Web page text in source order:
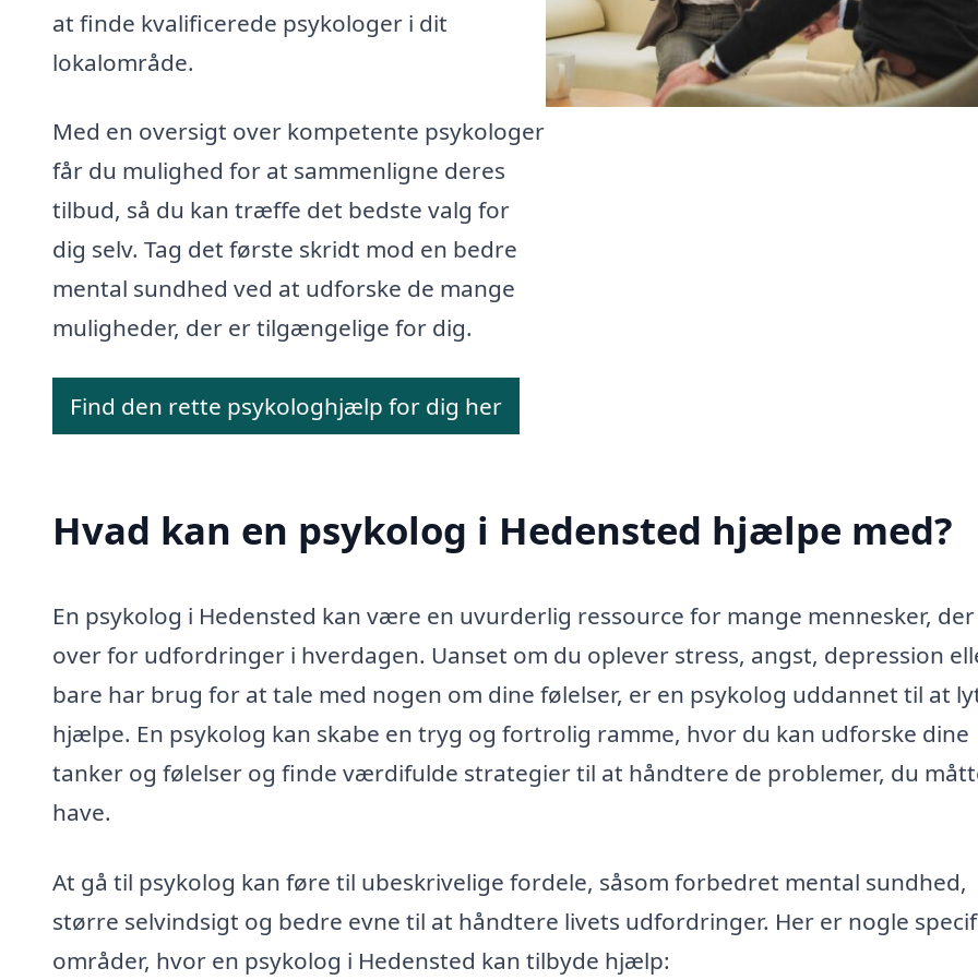
at finde kvalificerede psykologer i dit
lokalområde.
Med en oversigt over kompetente psykologer
får du mulighed for at sammenligne deres
tilbud, så du kan træffe det bedste valg for
dig selv. Tag det første skridt mod en bedre
mental sundhed ved at udforske de mange
muligheder, der er tilgængelige for dig.
Find den rette psykologhjælp for dig her
Hvad kan en psykolog i Hedensted hjælpe med?
En psykolog i Hedensted kan være en uvurderlig ressource for mange mennesker,
over for udfordringer i hverdagen. Uanset om du oplever stress, angst, depression
bare har brug for at tale med nogen om dine følelser, er en psykolog uddannet til at
hjælpe. En psykolog kan skabe en tryg og fortrolig ramme, hvor du kan udforske dine
tanker og følelser og finde værdifulde strategier til at håndtere de problemer, du
have.
At gå til psykolog kan føre til ubeskrivelige fordele, såsom forbedret mental sundhed,
større selvindsigt og bedre evne til at håndtere livets udfordringer. Her er nogle
områder, hvor en psykolog i Hedensted kan tilbyde hjælp: